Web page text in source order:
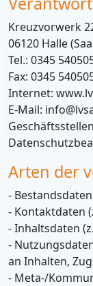
Kreuzvorwerk
06120 Halle
Tel.: 0345
Fax: 0345
Internet:
E-Mail:
Arten der
-
- Kontaktdaten
- Inhaltsdaten
-
an Inhalten,
- Meta-/